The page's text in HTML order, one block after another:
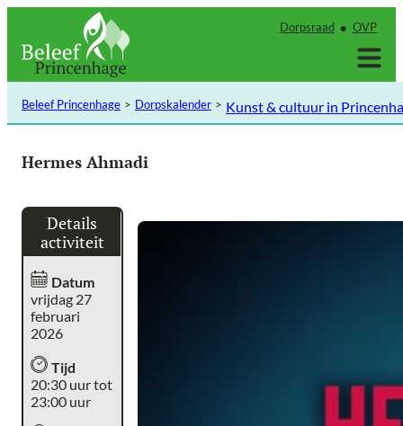
inhoud
Dorpsraad OVP
Beleef Princenhage Dorpskalender Kunst & cultuur in
Hermes Ahmadi
Details
activiteit
Datum
vrijdag 27
februari
2026
Tijd
20:30 uur tot
23:00 uur